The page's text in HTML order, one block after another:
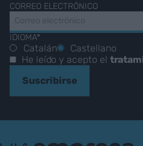
CORREO ELECTRÓNICO
IDIOMA*
Catalán
Castellano
He leído y acepto el
Suscribirse